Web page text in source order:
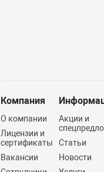
Компания
О компании
Лицензии и
сертификаты
Вакансии
Акции и
Статьи
Новости